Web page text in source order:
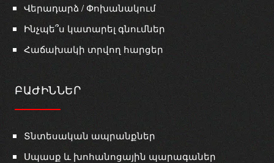
Վերադարձ / Փոխանակում
Ինչպե՞ս կատարել գնումներ
Հաճախակի տրվող հարցեր
ԲԱԺԻՆՆԵՐ
Տնտեսական ապրանքներ
Սպասք և խոհանոցային պարագաներ